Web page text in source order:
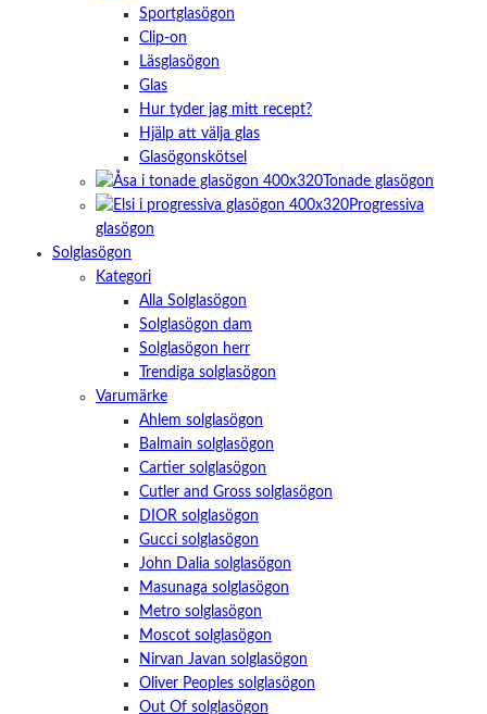
Sportglasögon
Clip-on
Läsglasögon
Glas
Hur tyder jag mitt recept?
Hjälp att välja glas
Glasögonskötsel
Tonade glasögon
Progressiva
glasögon
Solglasögon
Kategori
Alla Solglasögon
Solglasögon dam
Solglasögon herr
Trendiga solglasögon
Varumärke
Ahlem solglasögon
Balmain solglasögon
Cartier solglasögon
Cutler and Gross solglasögon
DIOR solglasögon
Gucci solglasögon
John Dalia solglasögon
Masunaga solglasögon
Metro solglasögon
Moscot solglasögon
Nirvan Javan solglasögon
Oliver Peoples solglasögon
Out Of solglasögon